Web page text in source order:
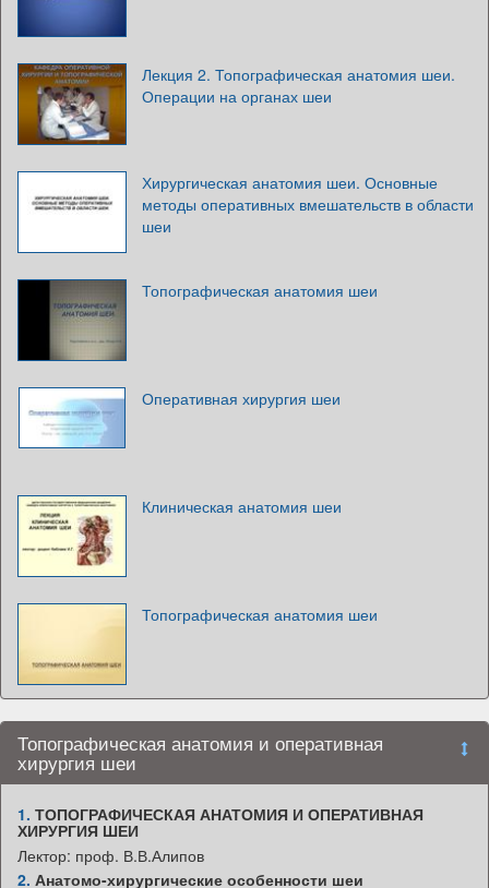
Лекция 2. Топографическая анатомия шеи.
Операции на органах шеи
Хирургическая анатомия шеи. Основные
методы оперативных вмешательств в области
шеи
Топографическая анатомия шеи
Оперативная хирургия шеи
Клиническая анатомия шеи
Топографическая анатомия шеи
Топографическая анатомия и оперативная
хирургия шеи
1. ТОПОГРАФИЧЕСКАЯ АНАТОМИЯ И ОПЕРАТИВНАЯ
ХИРУРГИЯ ШЕИ
Лектор: проф. В.В.Алипов
2. Анатомо-хирургические особенности шеи